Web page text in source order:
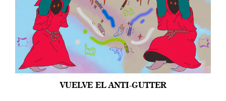
VUELVE EL ANTI-GUTTER